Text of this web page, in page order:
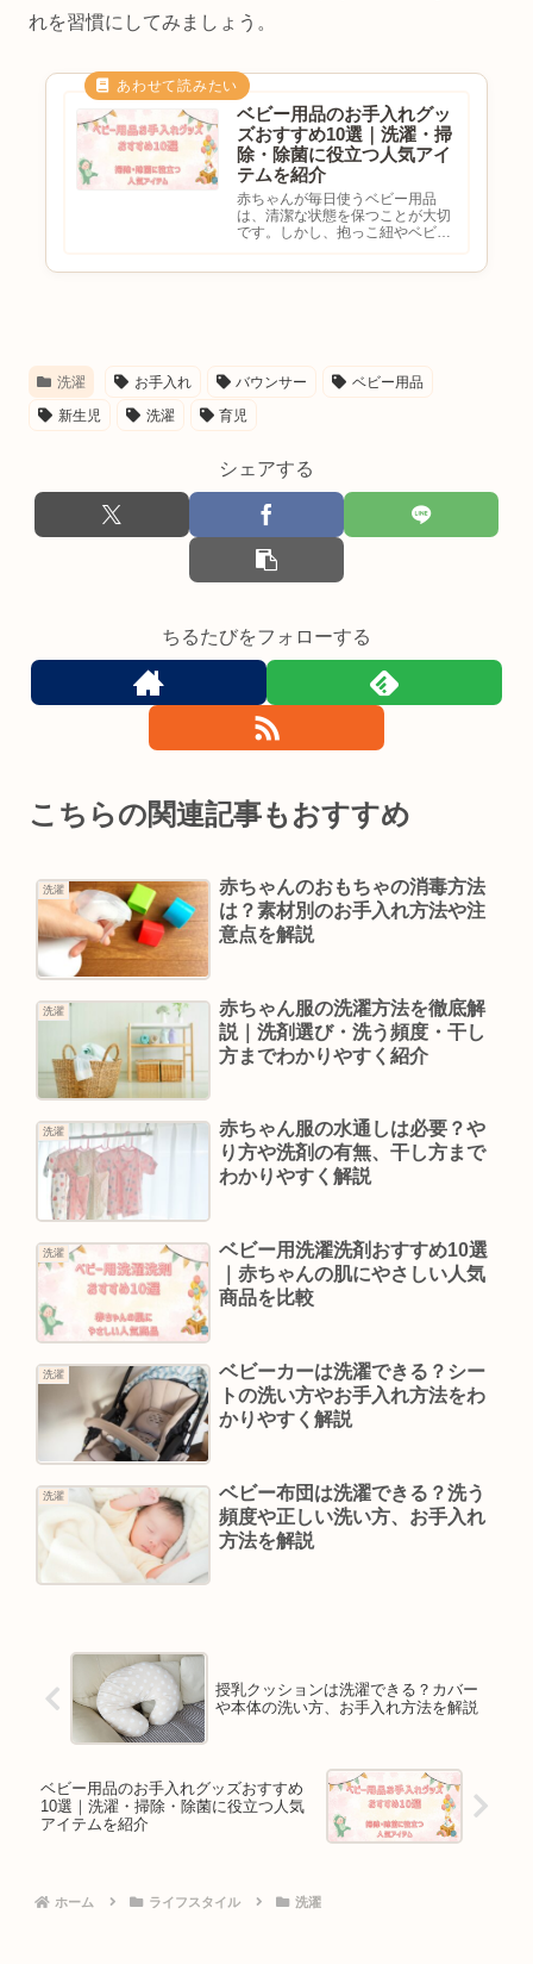
れを習慣にしてみましょう。
ベビー用品のお手入れグッ
ズおすすめ10選｜洗濯・掃
除・除菌に役立つ人気アイ
テムを紹介
赤ちゃんが毎日使うベビー用品
は、清潔な状態を保つことが大切
です。しかし、抱っこ紐やベビー
洗濯 お手入れ バウンサー ベビー用品
新生児 洗濯 育児
シェアする
ちるたびをフォローする
こちらの関連記事もおすすめ
洗濯
赤ちゃんのおもちゃの消毒方法
は？素材別のお手入れ方法や注
意点を解説
洗濯
赤ちゃん服の洗濯方法を徹底解
説｜洗剤選び・洗う頻度・干し
方までわかりやすく紹介
洗濯
赤ちゃん服の水通しは必要？や
り方や洗剤の有無、干し方まで
わかりやすく解説
洗濯
ベビー用洗濯洗剤おすすめ10選
｜赤ちゃんの肌にやさしい人気
商品を比較
洗濯
ベビーカーは洗濯できる？シー
トの洗い方やお手入れ方法をわ
かりやすく解説
洗濯
ベビー布団は洗濯できる？洗う
頻度や正しい洗い方、お手入れ
方法を解説
授乳クッションは洗濯できる？カバー
や本体の洗い方、お手入れ方法を解説
ベビー用品のお手入れグッズおすすめ
10選｜洗濯・掃除・除菌に役立つ人気
アイテムを紹介
ホーム ライフスタイル 洗濯